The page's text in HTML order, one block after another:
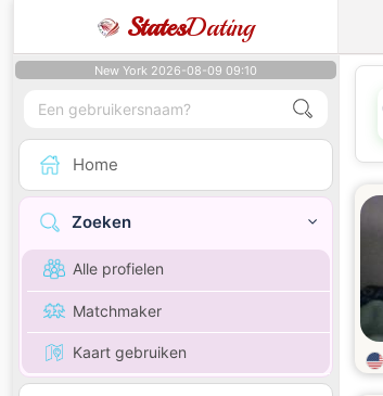
StatesDating
New York 2026-08-09 09:10
Home
Zoeken
Alle profielen
Matchmaker
Kaart gebruiken